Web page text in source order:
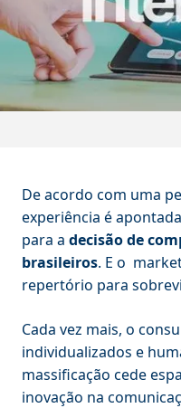
De acordo com uma
experiência é
para a decisão de
brasileiros. E o
repertório para
Cada vez mais, o
individualizados e
massificação cede
inovação na